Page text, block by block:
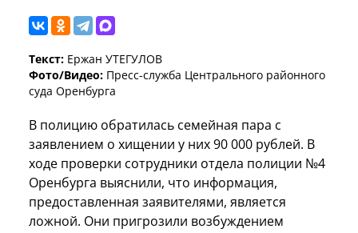
Текст: Ержан УТЕГУЛОВ
Фото/Видео: Пресс-служба Центрального районного
суда Оренбурга
В полицию обратилась семейная пара с
заявлением о хищении у них 90 000 рублей. В
ходе проверки сотрудники отдела полиции №4
Оренбурга выяснили, что информация,
предоставленная заявителями, является
ложной. Они пригрозили возбуждением